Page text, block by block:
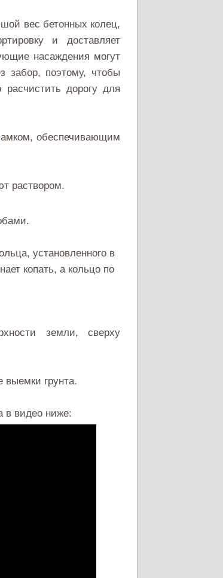
вес бетонных колец,
и доставляет
насаждения могут
забор, поэтому, чтобы
дорогу для
обеспечивающим
раствором.
установленного в
копать, а кольцо по
земли, сверху
выемки грунта.
в видео ниже: